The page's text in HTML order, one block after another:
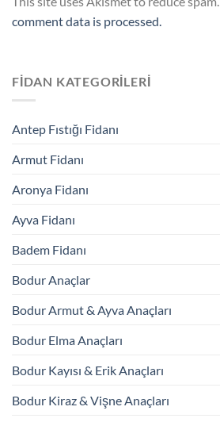
comment data is processed.
FIDAN KATEGORILERI
Antep Fıstığı Fidanı
Armut Fidanı
Aronya Fidanı
Ayva Fidanı
Badem Fidanı
Bodur Anaçlar
Bodur Armut & Ayva Anaçları
Bodur Elma Anaçları
Bodur Kayısı & Erik Anaçları
Bodur Kiraz & Vişne Anaçları